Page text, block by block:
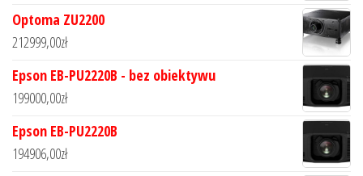
Optoma ZU2200
212999,00zł
Epson EB-PU2220B - bez obiektywu
199000,00zł
Epson EB-PU2220B
194906,00zł